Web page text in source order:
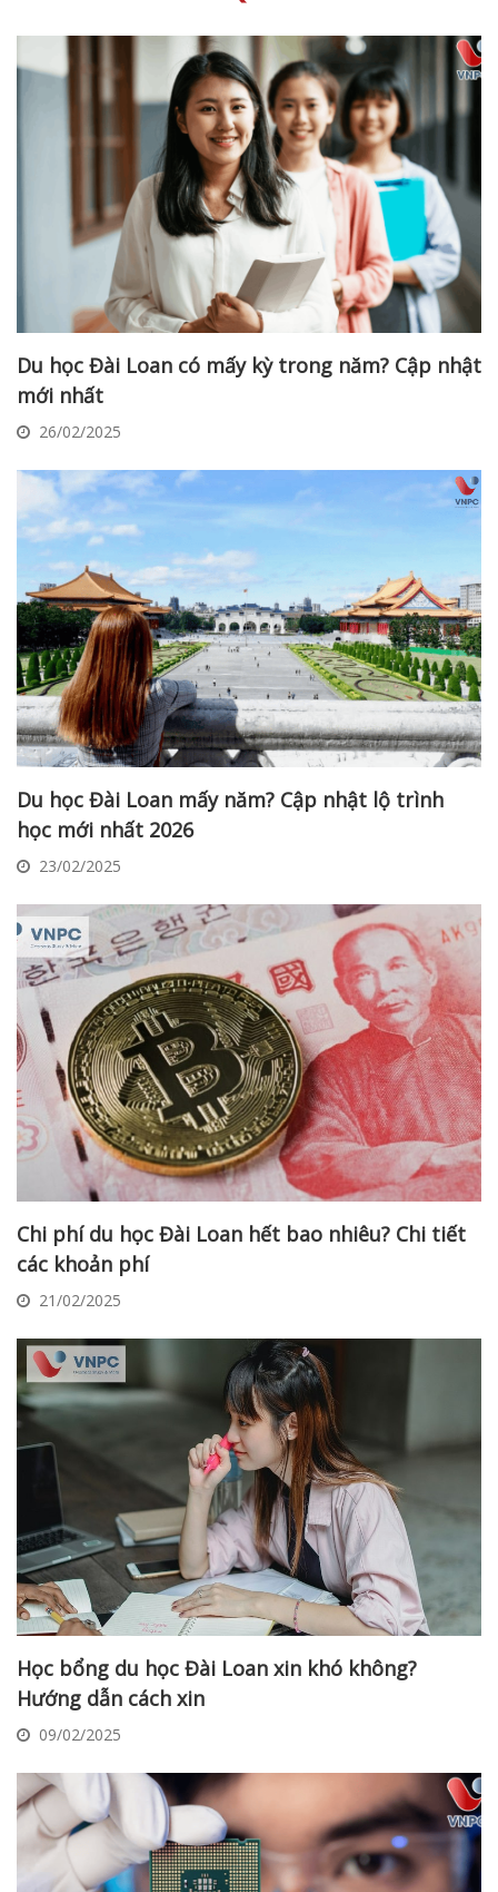
Du học Đài Loan có mấy kỳ trong năm? Cập nhật
mới nhất
26/02/2025
Du học Đài Loan mấy năm? Cập nhật lộ trình
học mới nhất 2026
23/02/2025
Chi phí du học Đài Loan hết bao nhiêu? Chi tiết
các khoản phí
21/02/2025
Học bổng du học Đài Loan xin khó không?
Hướng dẫn cách xin
09/02/2025